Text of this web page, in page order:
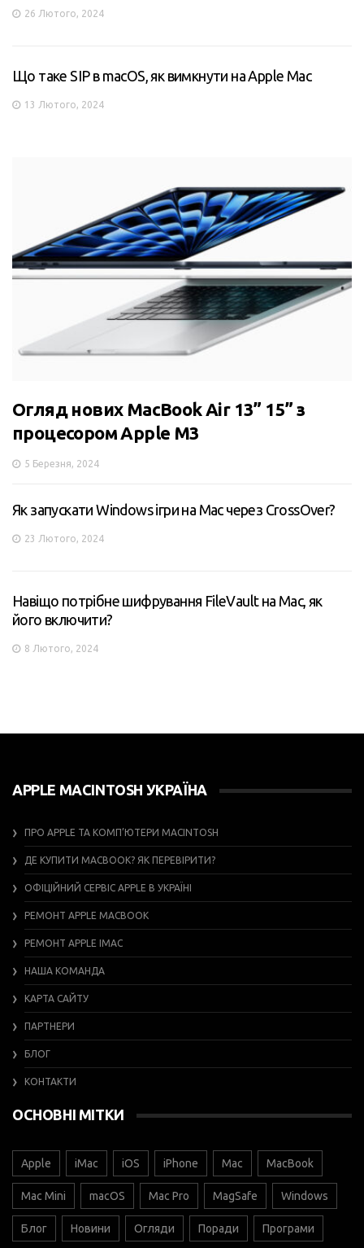
26 Лютого, 2024
Що таке SIP в macOS, як вимкнути на Apple Mac
13 Лютого, 2024
Огляд нових MacBook Air 13” 15” з
процесором Apple M3
5 Березня, 2024
Як запускати Windows ігри на Mac через CrossOver?
23 Лютого, 2024
Навіщо потрібне шифрування FileVault на Mac, як
його включити?
8 Лютого, 2024
APPLE MACINTOSH УКРАЇНА
ПРО APPLE ТА КОМП’ЮТЕРИ MACINTOSH
ДЕ КУПИТИ MACBOOK? ЯК ПЕРЕВІРИТИ?
ОФІЦІЙНИЙ СЕРВІС APPLE В УКРАЇНІ
РЕМОНТ APPLE MACBOOK
РЕМОНТ APPLE IMAC
НАША КОМАНДА
КАРТА САЙТУ
ПАРТНЕРИ
БЛОГ
КОНТАКТИ
ОСНОВНІ МІТКИ
Apple iMac iOS iPhone Mac MacBook
Mac Mini macOS Mac Pro MagSafe Windows
Блог Новини Огляди Поради Програми